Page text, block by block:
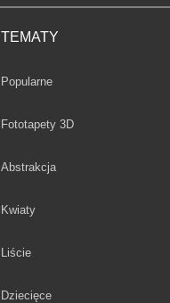
TEMATY
Fototapety
Popularne
Fototapety 3D
Fototapety
Abstrakcja
Fototapety
Kwiaty
Fototapety
Liście
Fototapety
Dziecięce